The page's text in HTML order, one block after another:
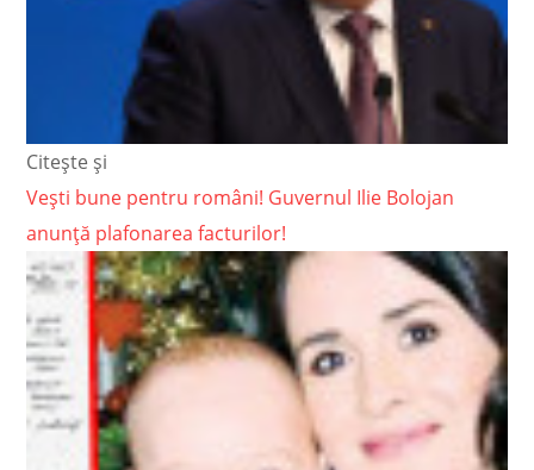
Citește și
Vești bune pentru români! Guvernul Ilie Bolojan
anunță plafonarea facturilor!